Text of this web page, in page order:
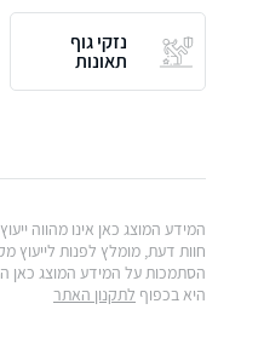
נזקי גוף
תאונות
המידע המוצג כאן אינו מהווה
חוות דעת, מומלץ לפנות לייעוץ
הסתמכות על המידע המוצג כאן
היא בכפוף לתקנון האתר